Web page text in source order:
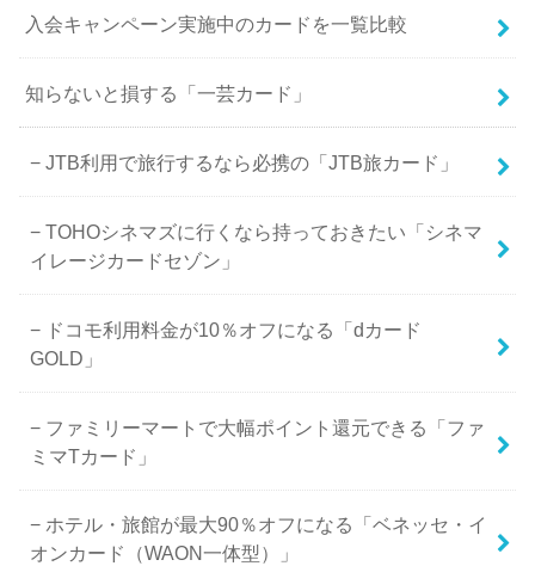
入会キャンペーン実施中のカードを一覧比較
知らないと損する「一芸カード」
JTB利用で旅行するなら必携の「JTB旅カード」
TOHOシネマズに行くなら持っておきたい「シネマ
イレージカードセゾン」
ドコモ利用料金が10％オフになる「dカード
GOLD」
ファミリーマートで大幅ポイント還元できる「ファ
ミマTカード」
ホテル・旅館が最大90％オフになる「ベネッセ・イ
オンカード（WAON一体型）」